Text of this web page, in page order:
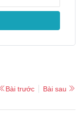
Bài trước
Bài sau